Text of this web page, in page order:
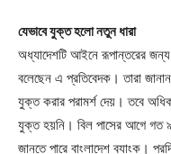
যেভাবে যুক্ত হলো নতুন ধারা
অধ্যাদেশটি আইনে রূপান্তরের জন্য
বলেছেন এ প্রতিবেদক। তারা
যুক্ত করার পরামর্শ দেয়। তবে
যুক্ত হয়নি। বিল পাসের আগে গত
জানতে পারে বাংলাদেশ ব্যাংক।